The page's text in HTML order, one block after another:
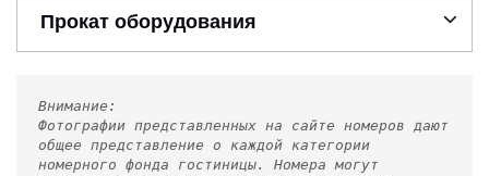
Прокат оборудования
Внимание:
Фотографии представленных на сайте номеров дают
общее представление о каждой категории
номерного фонда гостиницы. Номера могут